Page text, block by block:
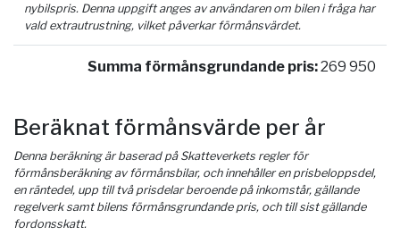
nybilspris. Denna uppgift anges av användaren om bilen i fråga har
vald extrautrustning, vilket påverkar förmånsvärdet.
Summa förmånsgrundande pris:269 950
Beräknat förmånsvärde per år
Denna beräkning är baserad på Skatteverkets regler för
förmånsberäkning av förmånsbilar, och innehåller en prisbeloppsdel,
en räntedel, upp till två prisdelar beroende på inkomstår, gällande
regelverk samt bilens förmånsgrundande pris, och till sist gällande
fordonsskatt.